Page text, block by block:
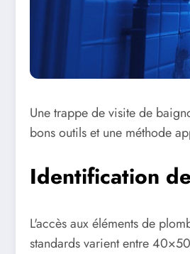
Une trappe de visite de
bons outils et une méthode
Identification
L'accès aux éléments de
standards varient entre